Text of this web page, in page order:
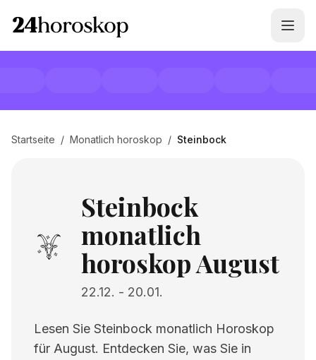
Startseite / Monatlich horoskop / Steinbock
Steinbock
monatlich
horoskop August
22.12. - 20.01.
Lesen Sie Steinbock monatlich Horoskop
für August. Entdecken Sie, was Sie in